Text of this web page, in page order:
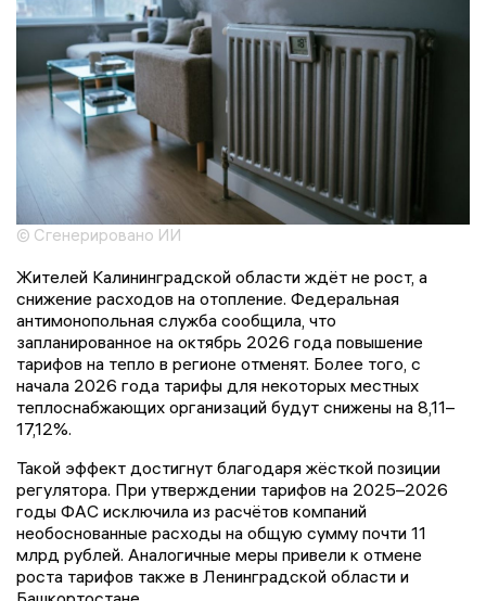
© Сгенерировано ИИ
Жителей Калининградской области ждёт не рост, а
снижение расходов на отопление. Федеральная
антимонопольная служба сообщила, что
запланированное на октябрь 2026 года повышение
тарифов на тепло в регионе отменят. Более того, с
начала 2026 года тарифы для некоторых местных
теплоснабжающих организаций будут снижены на 8,11–
17,12%.
Такой эффект достигнут благодаря жёсткой позиции
регулятора. При утверждении тарифов на 2025–2026
годы ФАС исключила из расчётов компаний
необоснованные расходы на общую сумму почти 11
млрд рублей. Аналогичные меры привели к отмене
роста тарифов также в Ленинградской области и